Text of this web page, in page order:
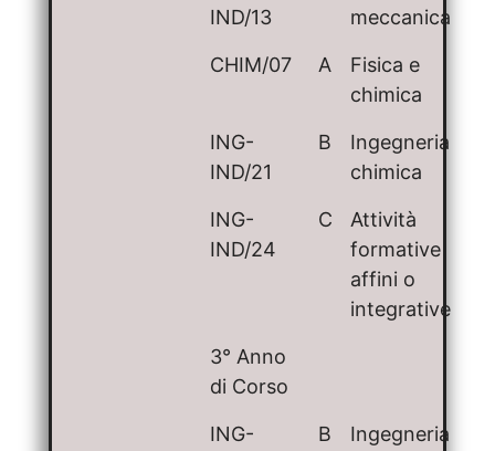
IND/13
meccanica
CHIM/07 A
Fisica e
chimica
ING-
IND/21
B
Ingegneria
chimica
ING-
IND/24
C
Attività
formative
affini o
integrative
3° Anno
di Corso
ING-
B
Ingegneria